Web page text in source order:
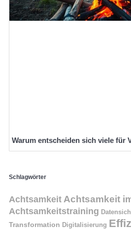
Warum entscheiden sich viele für
Schlagwörter
Achtsamkeit Achtsamkeit
Achtsamkeitstraining
Transformation Digitalisierung